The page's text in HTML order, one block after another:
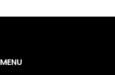
MENU